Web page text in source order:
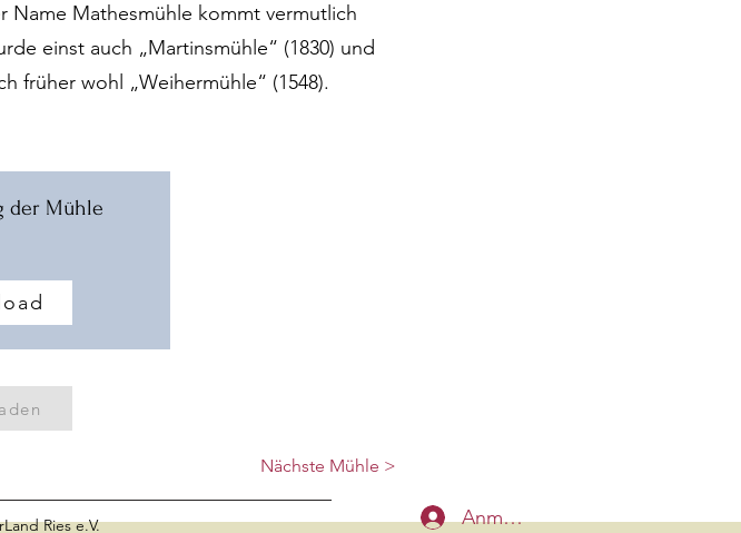
Mathesmühle kommt vermutlich
einst auch „Martinsmühle“ (1830) und
früher wohl „Weihermühle“ (1548).
der Mühle
Nächste Mühle >
Ries e.V. Anmelden